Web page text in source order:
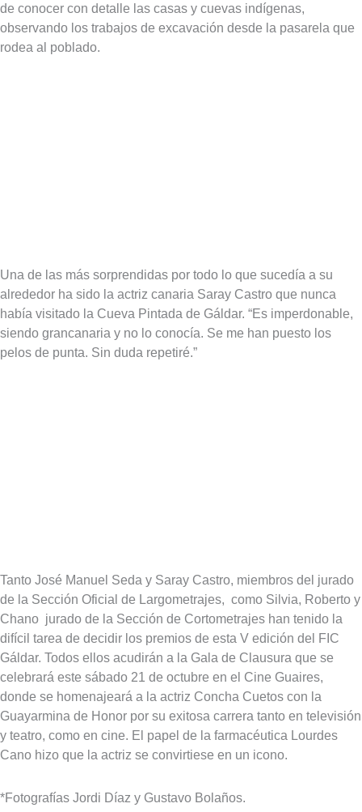
de conocer con detalle las casas y cuevas indígenas,
observando los trabajos de excavación desde la pasarela que
rodea al poblado.
Una de las más sorprendidas por todo lo que sucedía a su
alrededor ha sido la actriz canaria Saray Castro que nunca
había visitado la Cueva Pintada de Gáldar. “Es imperdonable,
siendo grancanaria y no lo conocía. Se me han puesto los
pelos de punta. Sin duda repetiré.”
Tanto José Manuel Seda y Saray Castro, miembros del jurado
de la Sección Oficial de Largometrajes, como Silvia, Roberto y
Chano jurado de la Sección de Cortometrajes han tenido la
difícil tarea de decidir los premios de esta V edición del FIC
Gáldar. Todos ellos acudirán a la Gala de Clausura que se
celebrará este sábado 21 de octubre en el Cine Guaires,
donde se homenajeará a la actriz Concha Cuetos con la
Guayarmina de Honor por su exitosa carrera tanto en televisión
y teatro, como en cine. El papel de la farmacéutica Lourdes
Cano hizo que la actriz se convirtiese en un icono.
*Fotografías Jordi Díaz y Gustavo Bolaños.